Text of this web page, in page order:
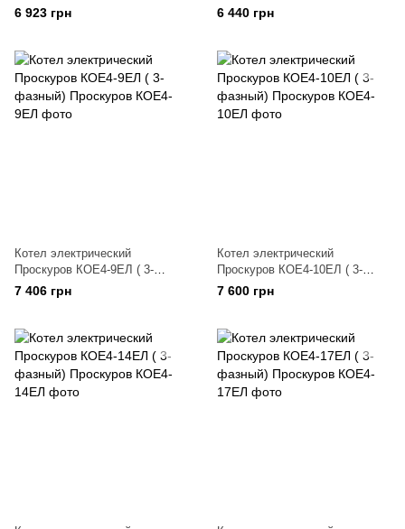
фазный)
6 923 грн
фазный)
6 440 грн
Котел электрический
Проскуров КОЕ4-9ЕЛ ( 3-
фазный)
7 406 грн
Котел электрический
Проскуров КОЕ4-10ЕЛ ( 3-
фазный)
7 600 грн